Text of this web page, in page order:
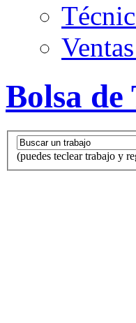
Bolsa
(puedes teclear trabajo y